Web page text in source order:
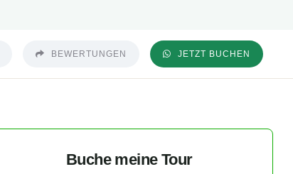
BEWERTUNGEN JETZT BUCHEN
Buche meine Tour